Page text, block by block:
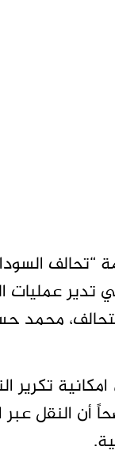
“تحالف
تدير
محمد
تكرير
أن النقل